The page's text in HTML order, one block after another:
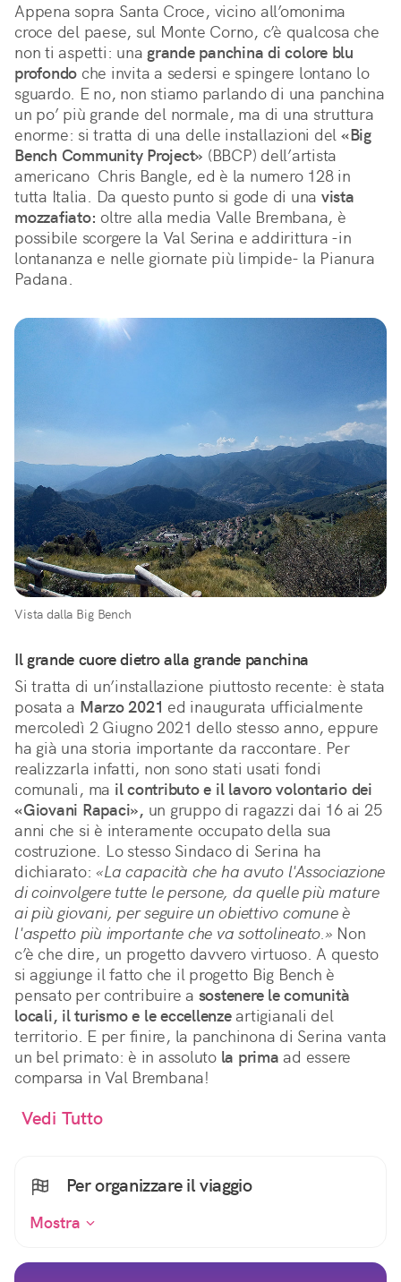
Appena sopra Santa Croce, vicino all’omonima
croce del paese, sul Monte Corno, c’è qualcosa che
non ti aspetti: una grande panchina di colore blu
profondo che invita a sedersi e spingere lontano lo
sguardo. E no, non stiamo parlando di una panchina
un po’ più grande del normale, ma di una struttura
enorme: si tratta di una delle installazioni del «Big
Bench Community Project» (BBCP) dell’artista
americano  Chris Bangle, ed è la numero 128 in
tutta Italia. Da questo punto si gode di una vista
mozzafiato: oltre alla media Valle Brembana, è
possibile scorgere la Val Serina e addirittura -in
lontananza e nelle giornate più limpide- la Pianura
Padana.
Vista dalla Big Bench
Il grande cuore dietro alla grande panchina
Si tratta di un’installazione piuttosto recente: è stata
posata a Marzo 2021 ed inaugurata ufficialmente
mercoledì 2 Giugno 2021 dello stesso anno, eppure
ha già una storia importante da raccontare. Per
realizzarla infatti, non sono stati usati fondi
comunali, ma il contributo e il lavoro volontario dei
«Giovani Rapaci», un gruppo di ragazzi dai 16 ai 25
anni che si è interamente occupato della sua
costruzione. Lo stesso Sindaco di Serina ha
dichiarato: «La capacità che ha avuto l'Associazione
di coinvolgere tutte le persone, da quelle più mature
ai più giovani, per seguire un obiettivo comune è
l'aspetto più importante che va sottolineato.» Non
c’è che dire, un progetto davvero virtuoso. A questo
si aggiunge il fatto che il progetto Big Bench è
pensato per contribuire a sostenere le comunità
locali, il turismo e le eccellenzeartigianali del
territorio. E per finire, la panchinona di Serina vanta
un bel primato: è in assoluto la prima ad essere
comparsa in Val Brembana!
Vedi Tutto
Per organizzare il viaggio
Mostra